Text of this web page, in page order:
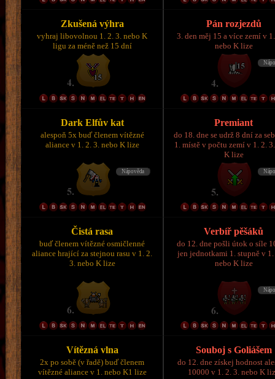
Zkušená výhra
vyhraj libovolnou 1. 2. 3. nebo K
ligu za méně než 15 dní
Pán rozjezdů
3. den měj 15 a více zemí v
nebo K lize
Dark Elfův kat
alespoň 5x buď členem vítězné
aliance v 1. 2. 3. nebo K lize
Premiant
do 18. dne se udrž 8 dní za
1. místě v počtu zemí v 1. 2.
K lize
Čistá rasa
buď členem vítězné osmičlenné
aliance hrající za stejnou rasu v 1. 2.
3. nebo K lize
Verbíř pěšáků
do 12. dne pošli útok o síle
jen jednotkami 1. stupně v 1.
nebo K lize
Vítězná vlna
2x po sobě (v řadě) buď členem
vítězné aliance v 1. nebo K1 lize
Souboj s Goliášem
do 12. dne získej hodnost
10000 v 1. 2. 3. nebo K